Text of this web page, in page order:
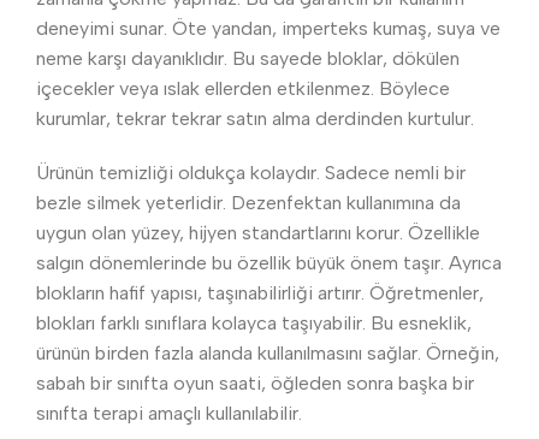
deneyimi sunar. Öte yandan, imperteks kumaş, suya ve
neme karşı dayanıklıdır. Bu sayede bloklar, dökülen
içecekler veya ıslak ellerden etkilenmez. Böylece
kurumlar, tekrar tekrar satın alma derdinden kurtulur.
Ürünün temizliği oldukça kolaydır. Sadece nemli bir
bezle silmek yeterlidir. Dezenfektan kullanımına da
uygun olan yüzey, hijyen standartlarını korur. Özellikle
salgın dönemlerinde bu özellik büyük önem taşır. Ayrıca
blokların hafif yapısı, taşınabilirliği artırır. Öğretmenler,
blokları farklı sınıflara kolayca taşıyabilir. Bu esneklik,
ürünün birden fazla alanda kullanılmasını sağlar. Örneğin,
sabah bir sınıfta oyun saati, öğleden sonra başka bir
sınıfta terapi amaçlı kullanılabilir.